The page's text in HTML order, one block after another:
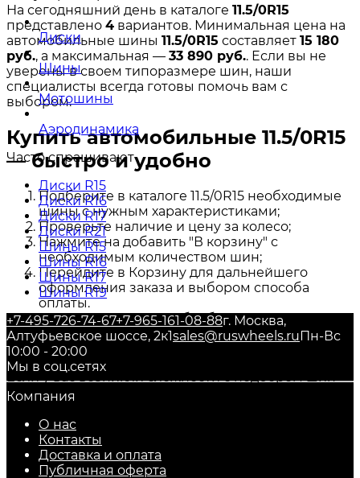
На сегодняшний день в каталоге 11.5/0R15
представлено 4 вариантов. Минимальная цена на
автомобильные шины 11.5/0R15 составляет 15 180
руб., а максимальная — 33 890 руб.. Если вы не
уверены в своем типоразмере шин, наши
специалисты всегда готовы помочь вам с
выбором.
Купить автомобильные 11.5/0R15
— быстро и удобно
Подберите в каталоге 11.5/0R15 необходимые
шины с нужным характеристиками;
Проверьте наличие и цену за колесо;
Нажмите на добавить "В корзину" с
необходимым количеством шин;
Перейдите в Корзину для дальнейшего
оформления заказа и выбором способа
оплаты.
Наши специалисты обработают Ваш Заказ и
свяжутся с Вами для подтверждения сроков и
способа доставки.
Если у вас возникли сложности с подбором шин
для автомобиля, позвоните нашим специалистам
Мы осуществляем быструю доставку
автомобильных шин и дисков в любой регион
России, обеспечивая удобство и качество
Диски
Шины
Мотошины
Аэродинамика
Часто спрашивают
Диски R15
Диски R16
Диски R17
Диски R21
Шины R15
Шины R16
Шины R17
Шины R19
+7-495-726-74-67+7-965-161-08-88г. Москва,
Алтуфьевское шоссе, 2к1sales@ruswheels.ruПн-Вс
10:00 - 20:00
Мы в соц.сетях
Компания
О нас
Контакты
Доставка и оплата
Публичная оферта